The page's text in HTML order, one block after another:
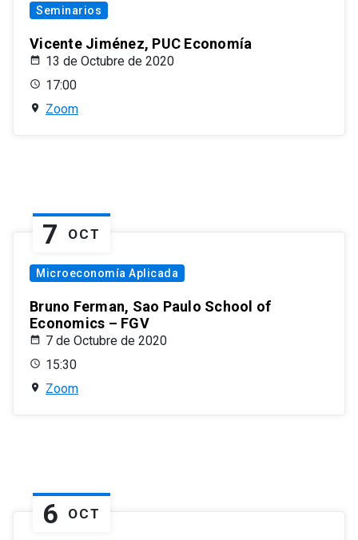
Seminarios
Vicente Jiménez, PUC Economía
13 de Octubre de 2020
17:00
Zoom
7 OCT
Microeconomía Aplicada
Bruno Ferman, Sao Paulo School of
Economics – FGV
7 de Octubre de 2020
15:30
Zoom
6 OCT